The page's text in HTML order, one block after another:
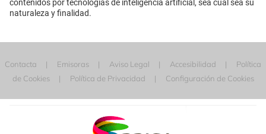
contenidos por tecnologías de inteligencia artificial, sea cual sea su
naturaleza y finalidad.
Contacta Emisoras Aviso Legal Accesibilidad
Política
de Cookies
Política de Privacidad Configuración de Cookies